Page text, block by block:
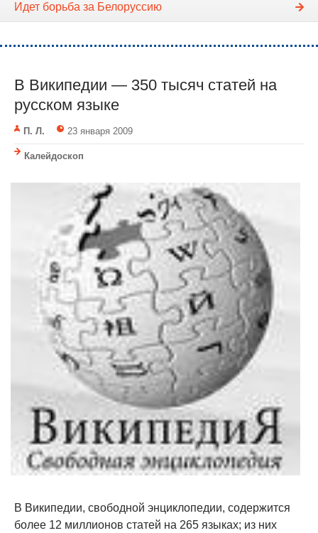
Идет борьба за Белоруссию
В Википедии — 350 тысяч статей на
русском языке
П. Л. 23 января 2009
Калейдоскоп
В Википедии, свободной энциклопедии, содержится
более 12 миллионов статей на 265 языках; из них